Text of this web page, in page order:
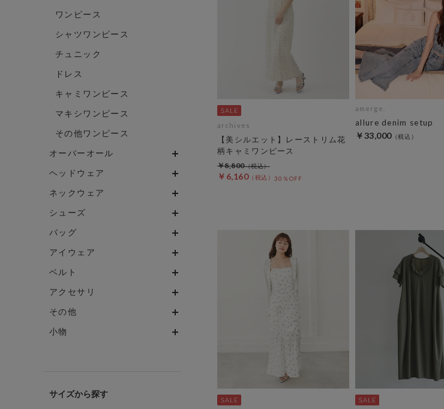
ワンピース
シャツワンピース
チュニック
ドレス
キャミワンピース
マキシワンピース
その他ワンピース
オーバーオール
ヘッドウェア
ネックウェア
シューズ
バッグ
アイウェア
ベルト
アクセサリ
その他
小物
サイズ
archives
【美シルエット】レーストリム花
柄キャミワンピース
￥6,160 30％OFF
￥8,800
amerge.
allure denim setup
￥33,000